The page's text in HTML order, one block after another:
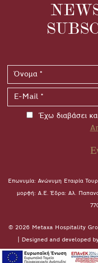
Έχω διαβάσει
Επωνυμία: Ανώνυμη Εταιρία
μορφή: A.E. Έδρα: Αλ.
© 2026 Metaxa Hospitality
| Designed and developed